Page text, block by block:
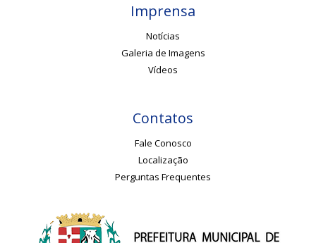
Imprensa
Notícias
Galeria de Imagens
Vídeos
Contatos
Fale Conosco
Localização
Perguntas Frequentes